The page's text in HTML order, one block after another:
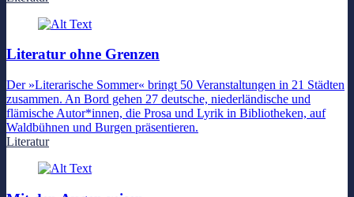
Literatur ohne Grenzen
Der »Literarische Sommer« bringt 50 Veranstaltungen in 21 Städten
zusammen. An Bord gehen 27 deutsche, niederländische und
flämische Autor*innen, die Prosa und Lyrik in Bibliotheken, auf
Waldbühnen und Burgen präsentieren.
Literatur